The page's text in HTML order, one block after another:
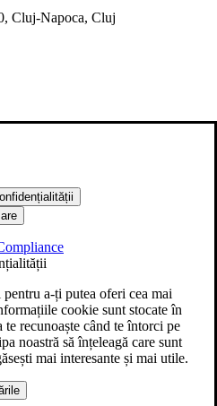
Cluj-Napoca, Cluj
a-ți putea oferi cea mai
cookie sunt stocate în
recunoaște când te întorci pe
noastră să înțeleagă care sunt
mai interesante și mai utile.